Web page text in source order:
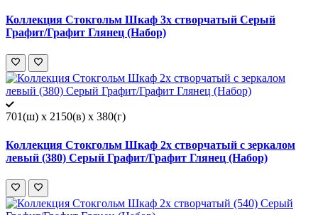
Коллекция Стокгольм Шкаф 3х створчатый Серый
Графит/Графит Глянец (Набор)
701(ш) x 2150(в) x 380(г)
Коллекция Стокгольм Шкаф 2х створчатый с зеркалом
левый (380) Серый Графит/Графит Глянец (Набор)